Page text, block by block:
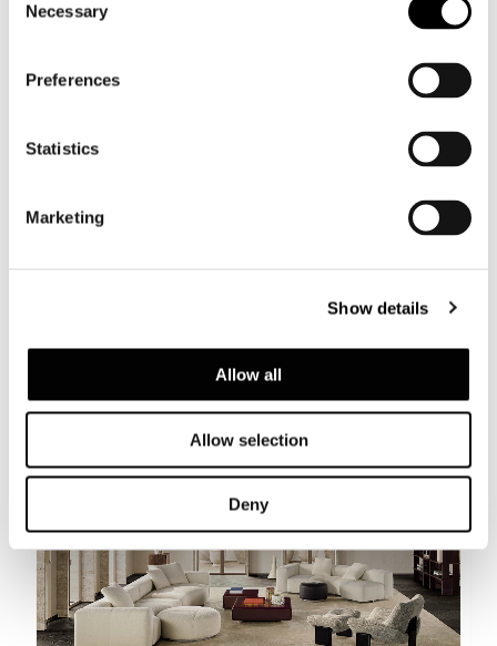
Selection
Necessary
Preferences
Statistics
Marketing
Show details
Allow all
Allow selection
Deny
Yves